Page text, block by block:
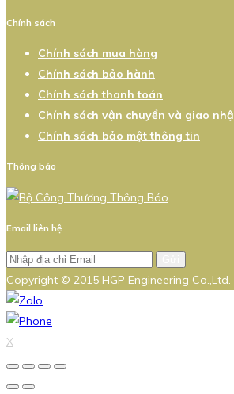
Chính sách
Chính sách mua hàng
Chính sách bảo hành
Chính sách thanh toán
Chính sách vận chuyển và giao
Chính sách bảo mật thông tin
Thông báo
Email liên hệ
Copyright © 2015 HGP Engineering Co.,Ltd.
X